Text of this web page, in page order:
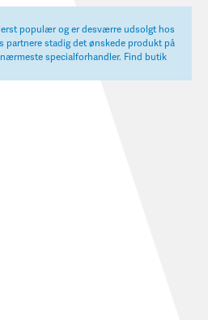
populær og er desværre udsolgt hos
partnere stadig det ønskede produkt på
specialforhandler. Find butik